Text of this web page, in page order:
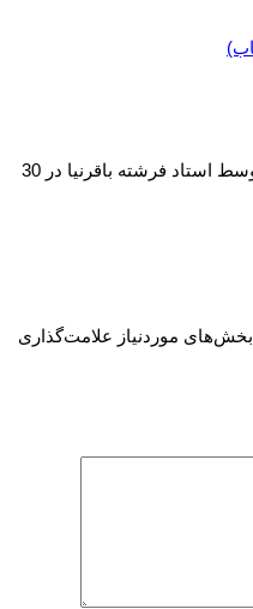
کلاس آنلاین درس ریاضی پایه هفتم توسط استاد فرشته باقرنیا در 30
بخش‌های موردنیاز علامت‌گذاری